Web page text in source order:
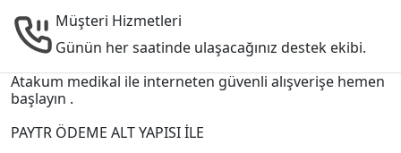
Müşteri Hizmetleri
Günün her saatinde ulaşacağınız destek ekibi.
Atakum medikal ile interneten güvenli alışverişe hemen
başlayın .
PAYTR ÖDEME ALT YAPISI İLE